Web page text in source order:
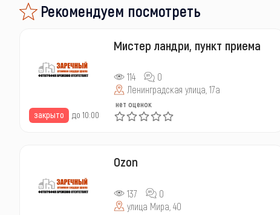
Рекомендуем посмотреть
закрыто до 10:00
Мистер ландри, пункт приема
114
0
Ленинградская улица, 17а
нет оценок
Ozon
137
0
улица Мира, 40